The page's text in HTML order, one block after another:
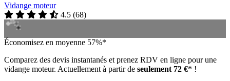
Vidange moteur
4.5 (68)
Économisez en moyenne 57%*
Comparez des devis instantanés et prenez RDV en ligne pour une
vidange moteur. Actuellement à partir de seulement 72 €* !